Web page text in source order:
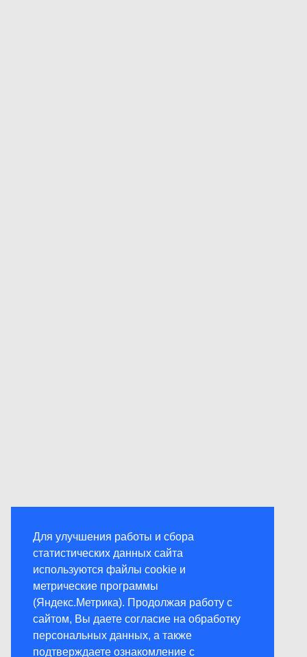
Для улучшения работы и сбора
статистических данных сайта
используются файлы cookie и
метрические программы
(Яндекс.Метрика). Продолжая работу с
сайтом, Вы даете согласие на обработку
персональных данных, а также
подтверждаете ознакомление с